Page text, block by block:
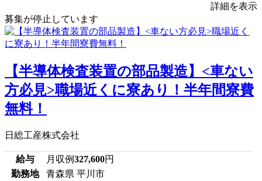
詳細を表示
募集が停止しています
【半導体検査装置の部品製造】<車ない
方必見>職場近くに寮あり！半年間寮費
無料！
日総工産株式会社
給与 月収例327,600円
勤務地
青森県 平川市